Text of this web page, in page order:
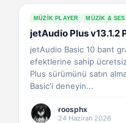
MÜZIK PLAYER MÜZIK & SES
jetAudio Plus v13.1.2
jetAudio Basic 10 bant
efektlerine sahip
Plus sürümünü satın
Basic'i deneyin...
roosphx
24 Haziran 2026